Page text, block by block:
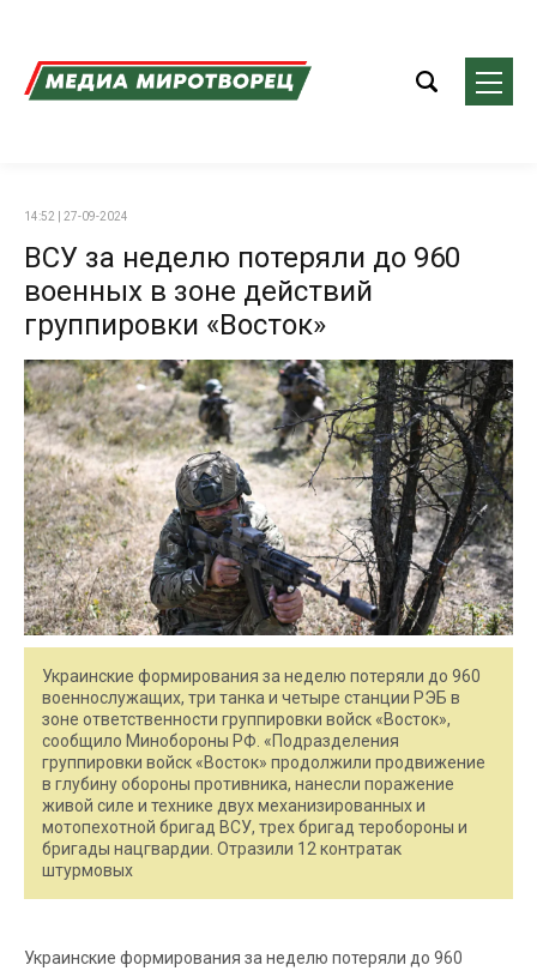
14:52 | 27-09-2024
ВСУ за неделю потеряли до 960
военных в зоне действий
группировки «Восток»
Украинские формирования за неделю потеряли до 960
военнослужащих, три танка и четыре станции РЭБ в
зоне ответственности группировки войск «Восток»,
сообщило Минобороны РФ. «Подразделения
группировки войск «Восток» продолжили продвижение
в глубину обороны противника, нанесли поражение
живой силе и технике двух механизированных и
мотопехотной бригад ВСУ, трех бригад теробороны и
бригады нацгвардии. Отразили 12 контратак
штурмовых
Украинские формирования за неделю потеряли до 960